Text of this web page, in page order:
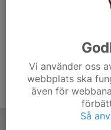
Vi använder oss
webbplats ska
även för
Så